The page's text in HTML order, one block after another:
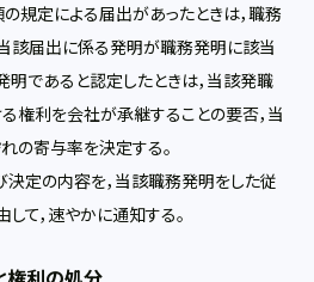
定による届出があったときは，職務
該届出に係る発明が職務発明に該当
明であると認定したときは，当該発職
権利を会社が承継することの要否，当
の寄与率を決定する。
定の内容を，当該職務発明をした従
て，速やかに通知する。